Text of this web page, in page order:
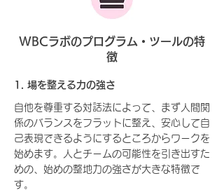
WBCラボのプログラム・ツールの特
徴
1. 場を整える力の強さ
自他を尊重する対話法によって、まず人間関
係のバランスをフラットに整え、安心して自
己表現できるようにするところからワークを
始めます。人とチームの可能性を引き出すた
めの、始めの整地力の強さが大きな特徴で
す。